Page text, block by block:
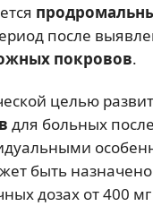
после
покровов.
целью
для больных
быть
дозах от 400